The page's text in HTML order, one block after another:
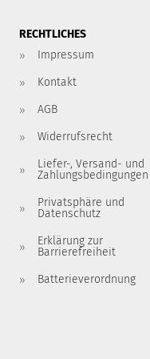
RECHTLICHES
Impressum
Kontakt
AGB
Widerrufsrecht
Liefer-, Versand- und
Zahlungsbedingungen
Privatsphäre und
Datenschutz
Erklärung zur
Barrierefreiheit
Batterieverordnung